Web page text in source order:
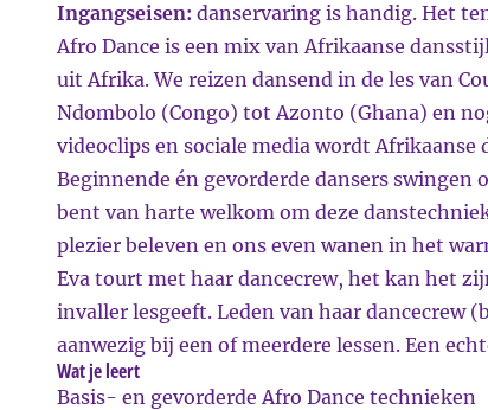
Ingangseisen: danservaring is handig. Het
Afro Dance is een mix van Afrikaanse
uit Afrika. We reizen dansend in de les van
Ndombolo (Congo) tot Azonto (Ghana) en
videoclips en sociale media wordt Afrikaanse
Beginnende én gevorderde dansers swingen
bent van harte welkom om deze
plezier beleven en ons even wanen in het
Eva tourt met haar dancecrew, het kan het
invaller lesgeeft. Leden van haar dancecrew
aanwezig bij een of meerdere lessen. Een
Wat je leert
Basis- en gevorderde Afro Dance technieken